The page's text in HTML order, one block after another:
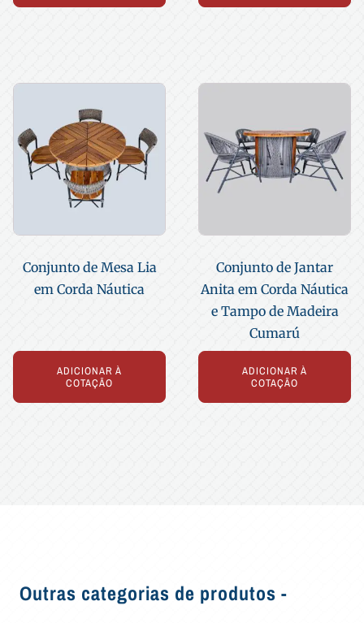
Conjunto de Mesa Lia
em Corda Náutica
ADICIONAR À
COTAÇÃO
Conjunto de Jantar
Anita em Corda Náutica
e Tampo de Madeira
Cumarú
ADICIONAR À
COTAÇÃO
Outras categorias de produtos -